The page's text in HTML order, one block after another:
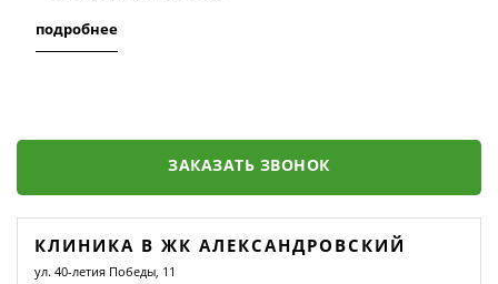
подробнее
ЗАКАЗАТЬ ЗВОНОК
КЛИНИКА В ЖК АЛЕКСАНДРОВСКИЙ
ул. 40-летия Победы, 11